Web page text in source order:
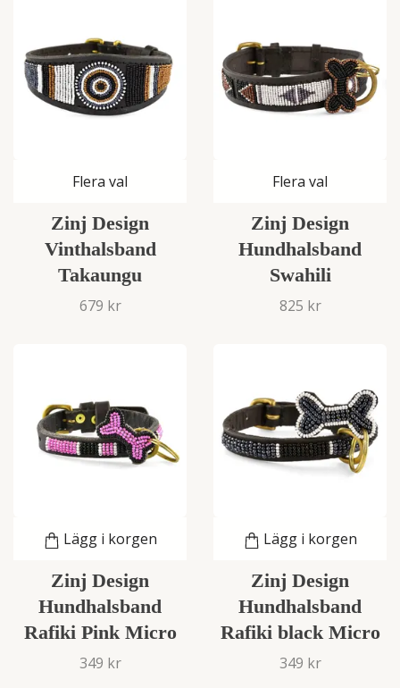
Flera val
Zinj Design
Vinthalsband
Takaungu
679 kr
Flera val
Zinj Design
Hundhalsband
Swahili
825 kr
Lägg i korgen
Zinj Design
Hundhalsband
Rafiki Pink Micro
349 kr
Lägg i korgen
Zinj Design
Hundhalsband
Rafiki black Micro
349 kr